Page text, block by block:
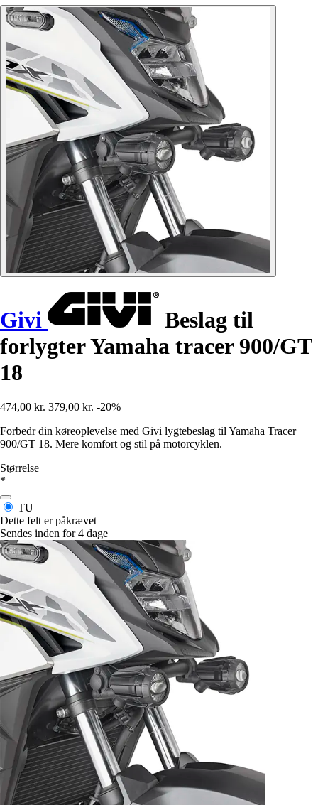
Givi
Beslag til
forlygter Yamaha tracer 900/GT
18
474,00 kr. 379,00 kr. -20%
Forbedr din køreoplevelse med Givi lygtebeslag til Yamaha Tracer
900/GT 18. Mere komfort og stil på motorcyklen.
Størrelse
*
TU
Dette felt er påkrævet
Sendes inden for 4 dage